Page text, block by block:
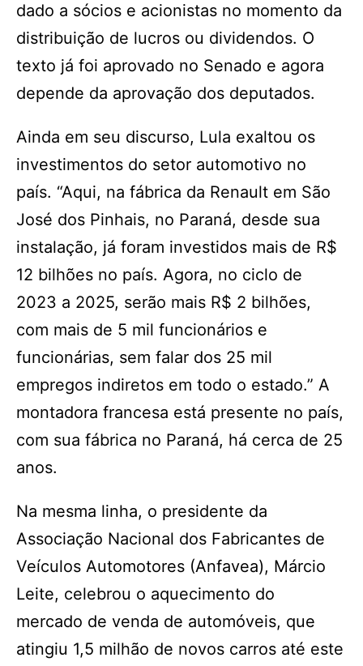
dado a sócios e acionistas no momento da
distribuição de lucros ou dividendos. O
texto já foi aprovado no Senado e agora
depende da aprovação dos deputados.
Ainda em seu discurso, Lula exaltou os
investimentos do setor automotivo no
país. “Aqui, na fábrica da Renault em São
José dos Pinhais, no Paraná, desde sua
instalação, já foram investidos mais de R$
12 bilhões no país. Agora, no ciclo de
2023 a 2025, serão mais R$ 2 bilhões,
com mais de 5 mil funcionários e
funcionárias, sem falar dos 25 mil
empregos indiretos em todo o estado.” A
montadora francesa está presente no país,
com sua fábrica no Paraná, há cerca de 25
anos.
Na mesma linha, o presidente da
Associação Nacional dos Fabricantes de
Veículos Automotores (Anfavea), Márcio
Leite, celebrou o aquecimento do
mercado de venda de automóveis, que
atingiu 1,5 milhão de novos carros até este